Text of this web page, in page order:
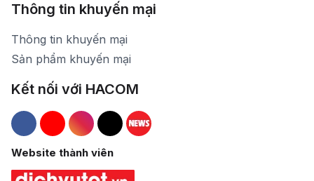
Thông tin khuyến mại
Thông tin khuyến mại
Sản phẩm khuyến mại
Kết nối với HACOM
Hacom Facebook
Hacom YouTube
Hacom Instagram
Hacom TikTok
Website thành viên